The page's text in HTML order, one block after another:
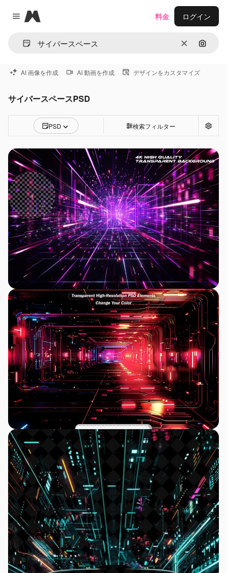
Close menu
Magnific
消去 画像で
料金 ログイン
AI 画像を作成 AI 動画を作成 デザインをカスタマイズ
サイバースペースPSD
PSD 検索フィルター